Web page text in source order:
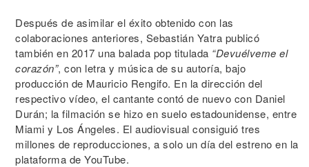
Después de asimilar el éxito obtenido con las
colaboraciones anteriores, Sebastián Yatra publicó
también en 2017 una balada pop titulada “Devuélveme el
corazón”, con letra y música de su autoría, bajo
producción de Mauricio Rengifo. En la dirección del
respectivo vídeo, el cantante contó de nuevo con Daniel
Durán; la filmación se hizo en suelo estadounidense, entre
Miami y Los Ángeles. El audiovisual consiguió tres
millones de reproducciones, a solo un día del estreno en la
plataforma de YouTube.